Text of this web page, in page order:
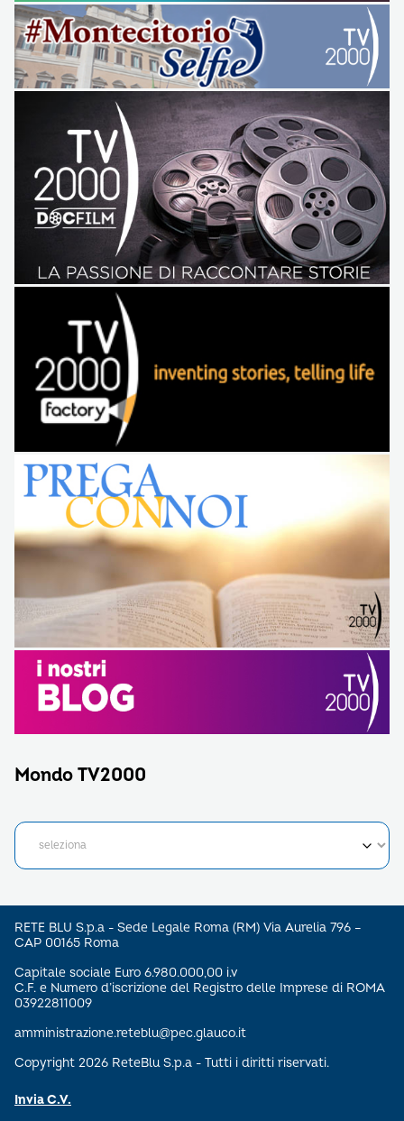
Mondo TV2000
RETE BLU S.p.a - Sede Legale Roma (RM) Via Aurelia 796 –
CAP 00165 Roma
Capitale sociale Euro 6.980.000,00 i.v
C.F. e Numero d’iscrizione del Registro delle Imprese di ROMA
03922811009
amministrazione.reteblu@pec.glauco.it
Copyright 2026 ReteBlu S.p.a - Tutti i diritti riservati.
Invia C.V.